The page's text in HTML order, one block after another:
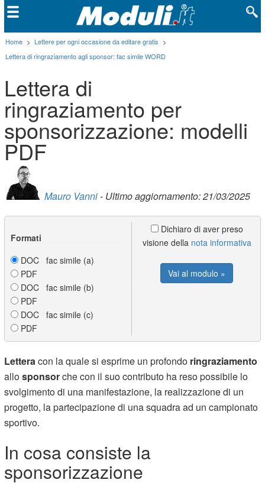
Home > Lettere per ogni occasione da editare gratis >
Lettera di ringraziamento agli sponsor: fac simile WORD
Lettera di
ringraziamento per
sponsorizzazione: modelli
PDF
Mauro Vanni- Ultimo aggiornamento: 21/03/2025
Formati
DOC fac simile (a)
PDF
DOC fac simile (b)
PDF
DOC fac simile (c)
PDF
Dichiaro di aver preso
visione della nota informativa
Vai al modulo »
Letteracon la quale si esprime un profondo ringraziamento
allosponsorche con il suo contributo ha reso possibile lo
svolgimento di una manifestazione, la realizzazione di un
progetto, la partecipazione di una squadra ad un campionato
sportivo.
In cosa consiste la
sponsorizzazione